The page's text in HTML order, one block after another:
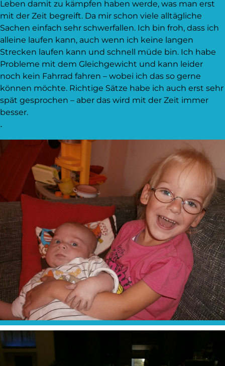
Leben damit zu kämpfen haben werde, was man erst
mit der Zeit begreift. Da mir schon viele alltägliche
Sachen einfach sehr schwerfallen. Ich bin froh, dass ich
alleine laufen kann, auch wenn ich keine langen
Strecken laufen kann und schnell müde bin. Ich habe
Probleme mit dem Gleichgewicht und kann leider
noch kein Fahrrad fahren – wobei ich das so gerne
können möchte. Richtige Sätze habe ich auch erst sehr
spät gesprochen – aber das wird mit der Zeit immer
besser.
.